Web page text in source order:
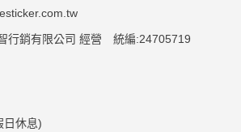
行銷有限公司 經營 統編:24705719
日休息)